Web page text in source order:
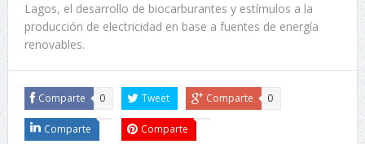
Lagos, el desarrollo de biocarburantes y estímulos a la
producción de electricidad en base a fuentes de energía
renovables.
Comparte 0 Tweet Comparte 0
Comparte Comparte